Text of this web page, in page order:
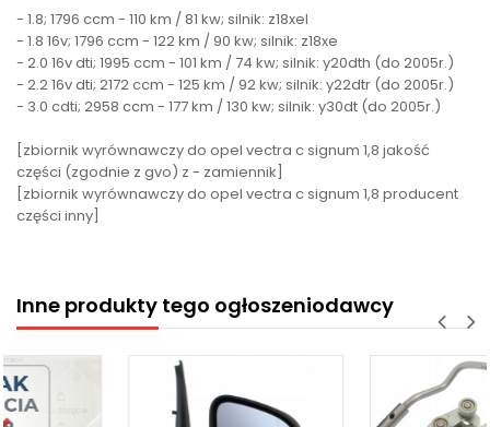
- 1.8; 1796 ccm - 110 km / 81 kw; silnik: z18xel
- 1.8 16v; 1796 ccm - 122 km / 90 kw; silnik: z18xe
- 2.0 16v dti; 1995 ccm - 101 km / 74 kw; silnik: y20dth (do 2005r.)
- 2.2 16v dti; 2172 ccm - 125 km / 92 kw; silnik: y22dtr (do 2005r.)
- 3.0 cdti; 2958 ccm - 177 km / 130 kw; silnik: y30dt (do 2005r.)
[zbiornik wyrównawczy do opel vectra c signum 1,8 jakość
części (zgodnie z gvo) z - zamiennik]
[zbiornik wyrównawczy do opel vectra c signum 1,8 producent
części inny]
Inne produkty tego ogłoszeniodawcy